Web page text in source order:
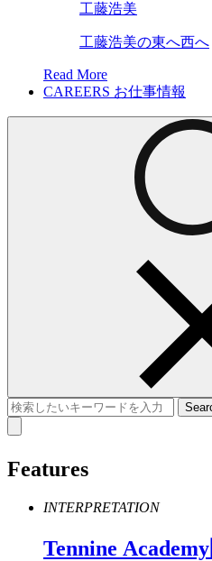
工藤浩美
工藤浩美の東へ西へ
Read More
CAREERS お仕事情報
Features
INTERPRETATION
Tennine Academy